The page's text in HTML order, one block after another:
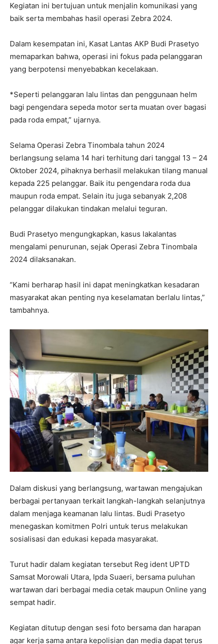
Kegiatan ini bertujuan untuk menjalin komunikasi yang
baik serta membahas hasil operasi Zebra 2024.
Dalam kesempatan ini, Kasat Lantas AKP Budi Prasetyo
memaparkan bahwa, operasi ini fokus pada pelanggaran
yang berpotensi menyebabkan kecelakaan.
*Seperti pelanggaran lalu lintas dan penggunaan helm
bagi pengendara sepeda motor serta muatan over bagasi
pada roda empat,” ujarnya.
Selama Operasi Zebra Tinombala tahun 2024
berlangsung selama 14 hari terhitung dari tanggal 13 – 24
Oktober 2024, pihaknya berhasil melakukan tilang manual
kepada 225 pelanggar. Baik itu pengendara roda dua
maupun roda empat. Selain itu juga sebanyak 2,208
pelanggar dilakukan tindakan melalui teguran.
Budi Prasetyo mengungkapkan, kasus lakalantas
mengalami penurunan, sejak Operasi Zebra Tinombala
2024 dilaksanakan.
“Kami berharap hasil ini dapat meningkatkan kesadaran
masyarakat akan penting nya keselamatan berlalu lintas,”
tambahnya.
Dalam diskusi yang berlangsung, wartawan mengajukan
berbagai pertanyaan terkait langkah-langkah selanjutnya
dalam menjaga keamanan lalu lintas. Budi Prasetyo
menegaskan komitmen Polri untuk terus melakukan
sosialisasi dan edukasi kepada masyarakat.
Turut hadir dalam kegiatan tersebut Reg ident UPTD
Samsat Morowali Utara, Ipda Suaeri, bersama puluhan
wartawan dari berbagai media cetak maupun Online yang
sempat hadir.
Kegiatan ditutup dengan sesi foto bersama dan harapan
agar kerja sama antara kepolisian dan media dapat terus